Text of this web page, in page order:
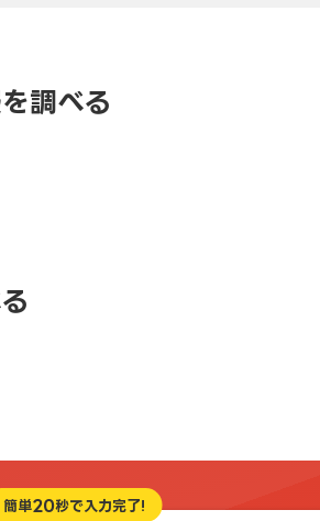
調べる
簡単20秒で入力完了!